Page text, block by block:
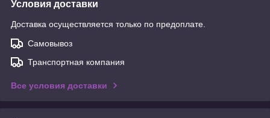
Условия доставки
Доставка осуществляется только по предоплате.
Самовывоз
Транспортная компания
Все условия доставки